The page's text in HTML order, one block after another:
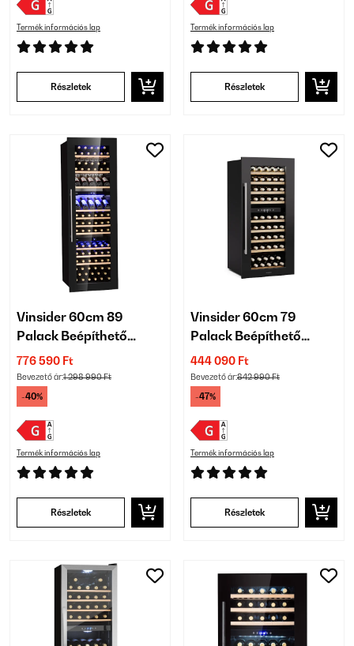
Termék információs lap
Részletek
Termék információs lap
Részletek
Vinsider 60cm 89
Palack Beépíthető
Italkhűtő 3 Zónás
Fekete
776 590 Ft
Bevezető ár:1 298 990 Ft
-40%
Termék információs lap
Részletek
Vinsider 60cm 79
Palack Beépíthető
Italkhűtő 2 Zónás
Fekete
444 090 Ft
Bevezető ár:842 990 Ft
-47%
Termék információs lap
Részletek